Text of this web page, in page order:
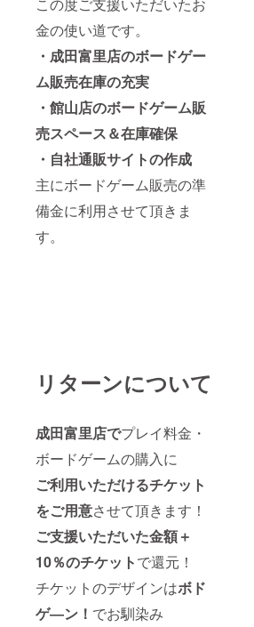
この度ご支援いただいたお
金の使い道です。
・成田富里店のボードゲー
ム販売在庫の充実
・館山店のボードゲーム販
売スペース＆在庫確保
・自社通販サイトの作成
主にボードゲーム販売の準
備金に利用させて頂きま
す。
リターンについて
成田富里店でプレイ料金・
ボードゲームの購入に
ご利用いただけるチケット
をご用意させて頂きます！
ご支援いただいた金額＋
10％のチケットで還元！
チケットのデザインはボド
ゲ―ン！ でお馴染み